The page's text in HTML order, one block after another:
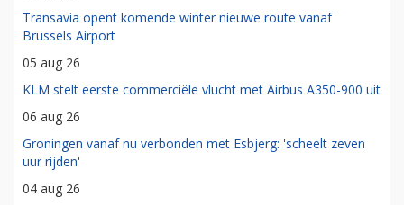
Transavia opent komende winter nieuwe route vanaf
Brussels Airport
05 aug 26
KLM stelt eerste commerciële vlucht met Airbus A350-900 uit
06 aug 26
Groningen vanaf nu verbonden met Esbjerg: 'scheelt zeven
uur rijden'
04 aug 26